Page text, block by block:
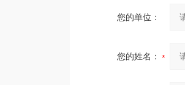
您的单位：
您的姓名：